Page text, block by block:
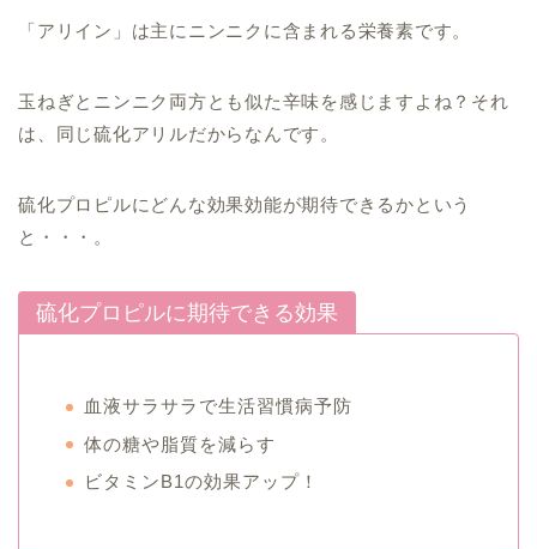
「アリイン」は主にニンニクに含まれる栄養素です。
玉ねぎとニンニク両方とも似た辛味を感じますよね？それ
は、同じ硫化アリルだからなんです。
硫化プロピルにどんな効果効能が期待できるかという
と・・・。
硫化プロピルに期待できる効果
血液サラサラで生活習慣病予防
体の糖や脂質を減らす
ビタミンB1の効果アップ！